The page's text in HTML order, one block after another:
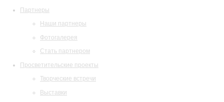
Партнеры
Наши партнеры
Фотогалерея
Стать партнером
Просветительские проекты
Творческие встречи
Выставки